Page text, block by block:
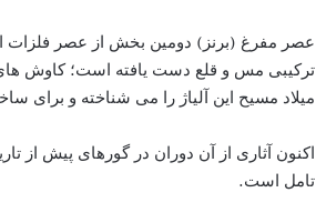
عصر مفرغ (برنز) دومین بخش از عصر فلزات
ترکیبی مس و قلع دست یافته است؛ کاوش های
میلاد مسیح این آلیاژ را می شناخته و برای
اکنون آثاری از آن دوران در گورهای پیش از
تامل است.